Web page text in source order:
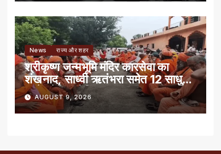
News राज्य और शहर
श्रीकृष्ण जन्मभूमि मंदिर कारसेवा का
शंखनाद, साध्वी ऋतंभरा समेत 12 साधु-
संतों को रेड नोटिस
AUGUST 9, 2026